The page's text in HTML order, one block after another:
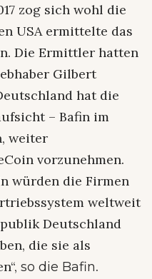
zog sich wohl die
USA ermittelte das
Die Ermittler hatten
Gilbert
hat die
– Bafin im
weiter
vorzunehmen.
würden die Firmen
weltweit
Deutschland
die sie als
so die Bafin.